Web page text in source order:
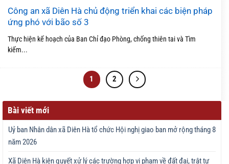
Công an xã Diên Hà chủ động triển khai các biện pháp
ứng phó với bão số 3
Thực hiện kế hoạch của Ban Chỉ đạo Phòng, chống thiên tai và Tìm
kiếm...
1 2
Bài viết mới
Uỷ ban Nhân dân xã Diên Hà tổ chức Hội nghị giao ban mở rộng tháng 8
năm 2026
Xã Diên Hà kiên quyết xử lý các trường hợp vi phạm về đất đai, trật tự